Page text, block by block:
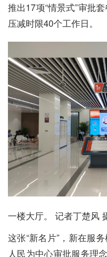
推出17项“情景式”审批
压减时限40个工作日。
一楼大厅。 记者丁楚风
这张“新名片”，新在服
人民为中心审批服务理